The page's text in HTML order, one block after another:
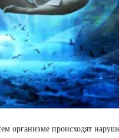
происходят